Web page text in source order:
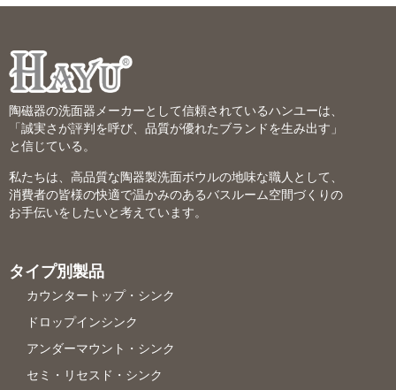
陶磁器の洗面器メーカーとして信頼されているハンユーは、
「誠実さが評判を呼び、品質が優れたブランドを生み出す」
と信じている。
私たちは、高品質な陶器製洗面ボウルの地味な職人として、
消費者の皆様の快適で温かみのあるバスルーム空間づくりの
お手伝いをしたいと考えています。
タイプ別製品
カウンタートップ・シンク
ドロップインシンク
アンダーマウント・シンク
セミ・リセスド・シンク